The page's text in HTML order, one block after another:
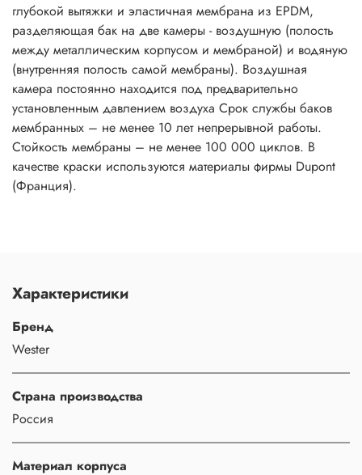
глубокой вытяжки и эластичная мембрана из ЕPDМ,
разделяющая бак на две камеры - воздушную (полость
между металлическим корпусом и мембраной) и водяную
(внутренняя полость самой мембраны). Воздушная
камера постоянно находится под предварительно
установленным давлением воздуха Срок службы баков
мембранных – не менее 10 лет непрерывной работы.
Стойкость мембраны – не менее 100 000 циклов. В
качестве краски используются материалы фирмы Dupont
(Франция).
Характеристики
Бренд
Wester
Страна производства
Россия
Материал корпуса